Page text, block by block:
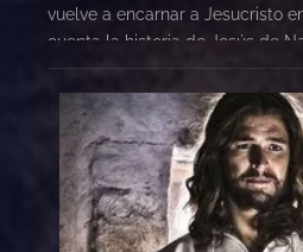
vuelve a encarnar a Jesucristo
cuenta la historia de Jesús de
nacimiento hasta su resurrección.